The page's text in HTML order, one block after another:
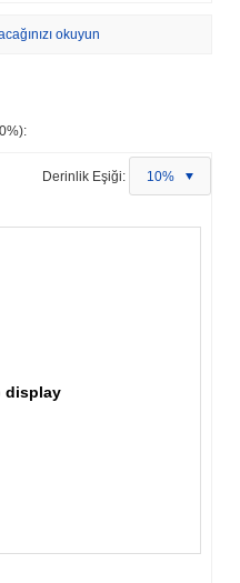
okuyun
Derinlik Eşiği: 10%
display